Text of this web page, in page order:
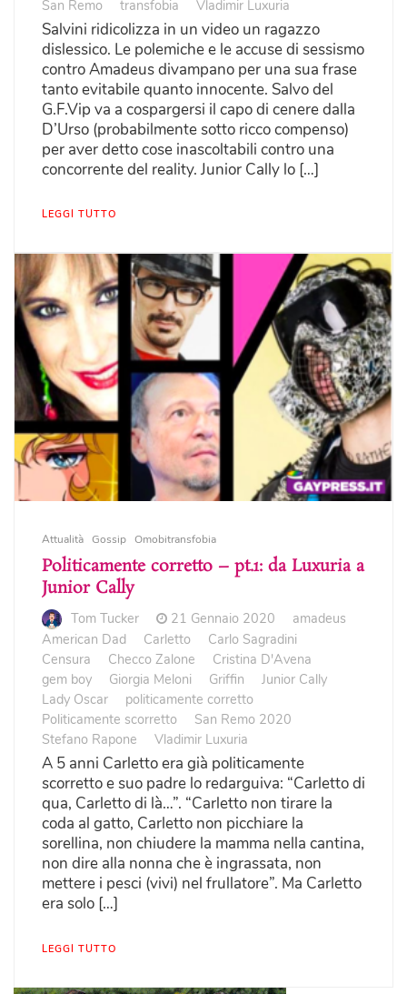
San Remo transfobia Vladimir Luxuria
Salvini ridicolizza in un video un ragazzo
dislessico. Le polemiche e le accuse di sessismo
contro Amadeus divampano per una sua frase
tanto evitabile quanto innocente. Salvo del
G.F.Vip va a cospargersi il capo di cenere dalla
D’Urso (probabilmente sotto ricco compenso)
per aver detto cose inascoltabili contro una
concorrente del reality. Junior Cally lo […]
LEGGI TUTTO
Attualità Gossip Omobitransfobia
Politicamente corretto – pt.1: da Luxuria a
Junior Cally
Tom Tucker 21 Gennaio 2020
amadeus
American Dad
Carletto
Carlo Sagradini
Censura
Checco Zalone
Cristina D'Avena
gem boy
Giorgia Meloni Griffin
Junior Cally
Lady Oscar
politicamente corretto
Politicamente scorretto
San Remo 2020
Stefano Rapone
Vladimir Luxuria
A 5 anni Carletto era già politicamente
scorretto e suo padre lo redarguiva: “Carletto di
qua, Carletto di là…”. “Carletto non tirare la
coda al gatto, Carletto non picchiare la
sorellina, non chiudere la mamma nella cantina,
non dire alla nonna che è ingrassata, non
mettere i pesci (vivi) nel frullatore”. Ma Carletto
era solo […]
LEGGI TUTTO